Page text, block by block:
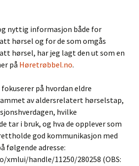
nyttig informasjon både for
hørsel og for de som omgås
hørsel, har jeg lagt den ut som en
på Høretrøbbel.no.
på hvordan eldre
av aldersrelatert hørselstap,
hvilke
tar i bruk, og hva de opplever som
god kommunikasjon med
følgende adresse:
xmlui/handle/11250/280258 (OBS: